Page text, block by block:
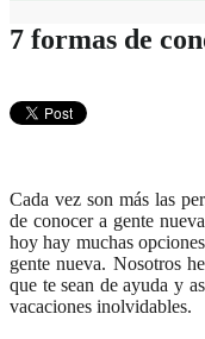
7 formas de
Cada vez son más las
de conocer a gente
hoy hay muchas
gente nueva. Nosotros
que te sean de ayuda y
vacaciones inolvidables.